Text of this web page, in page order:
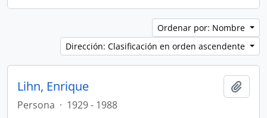
Ordenar por: Nombre
Dirección: Clasificación en orden ascendente
Lihn, Enrique
Persona · 1929 - 1988